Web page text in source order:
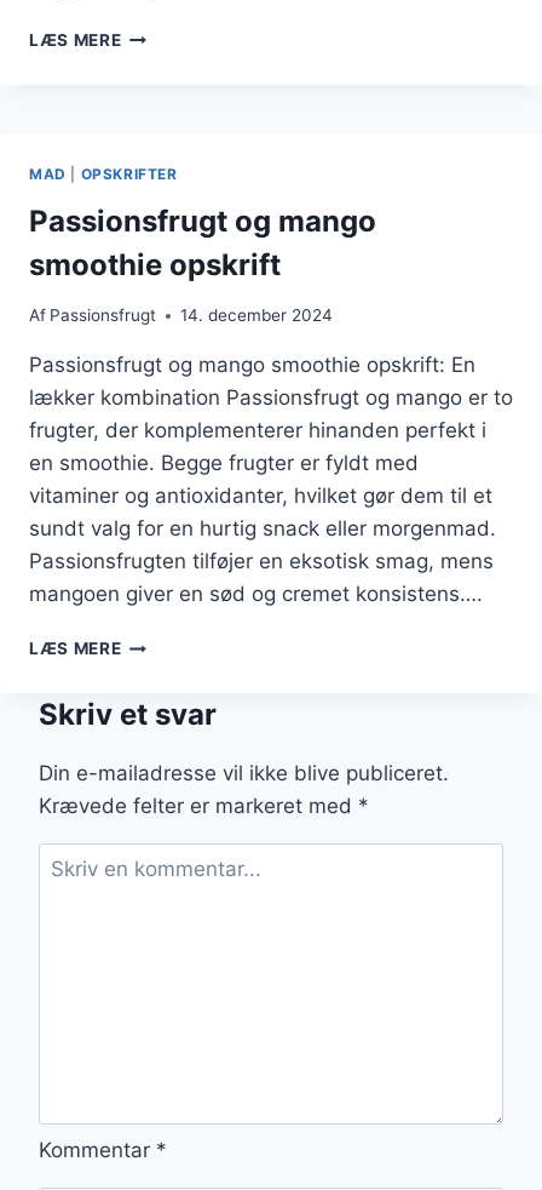
LÆS MEREPASSIONSFRUGT
MAD OPSKRIFTER
Passionsfrugt og mango
smoothie opskrift
Af Passionsfrugt 14. december 2024
Passionsfrugt og mango smoothie opskrift: En
lækker kombination Passionsfrugt og mango er to
frugter, der komplementerer hinanden perfekt i
en smoothie. Begge frugter er fyldt med
vitaminer og antioxidanter, hvilket gør dem til et
sundt valg for en hurtig snack eller morgenmad.
Passionsfrugten tilføjer en eksotisk smag, mens
mangoen giver en sød og cremet konsistens….
LÆS MEREPASSIONSFRUGT
SMOOTHIE
Skriv et svar
Din e-mailadresse vil ikke blive publiceret.
Krævede felter er markeret med *
Kommentar *